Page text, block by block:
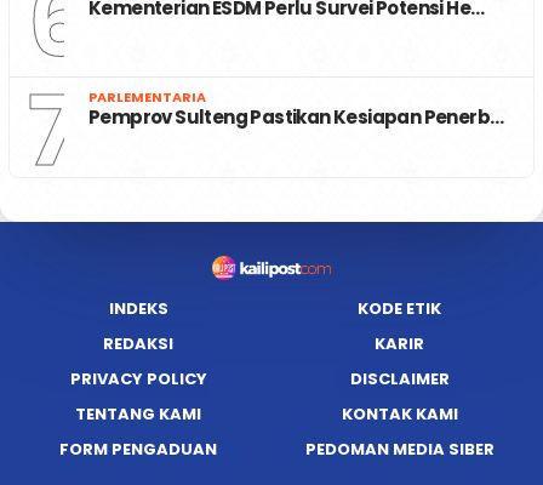
Kementerian ESDM Perlu Survei Potensi He…
7 PARLEMENTARIA
Pemprov Sulteng Pastikan Kesiapan Penerb…
INDEKS
KODE ETIK
REDAKSI
KARIR
PRIVACY POLICY
DISCLAIMER
TENTANG KAMI
KONTAK KAMI
FORM PENGADUAN
PEDOMAN MEDIA SIBER